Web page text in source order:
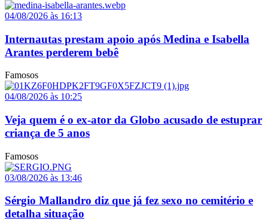
04/08/2026 às 16:13
Internautas prestam apoio após Medina e Isabella
Arantes perderem bebê
Famosos
04/08/2026 às 10:25
Veja quem é o ex-ator da Globo acusado de estuprar
criança de 5 anos
Famosos
03/08/2026 às 13:46
Sérgio Mallandro diz que já fez sexo no cemitério e
detalha situação